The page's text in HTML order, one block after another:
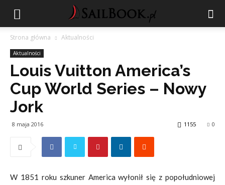
Strona główna Aktualności
Aktualności
Louis Vuitton America’s
Cup World Series – Nowy
Jork
8 maja 2016 0
1155
W 1851 roku szkuner America wyłonił się z popołudniowej